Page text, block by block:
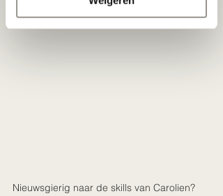
Nieuwsgierig naar de skills van Carolien?